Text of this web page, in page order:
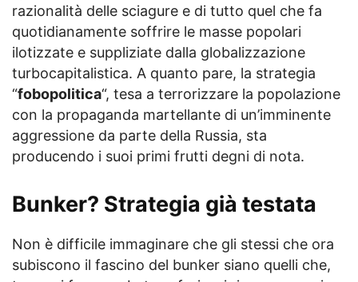
razionalità delle sciagure e di tutto quel che fa
quotidianamente soffrire le masse popolari
ilotizzate e suppliziate dalla globalizzazione
turbocapitalistica. A quanto pare, la strategia
“fobopolitica“, tesa a terrorizzare la popolazione
con la propaganda martellante di un’imminente
aggressione da parte della Russia, sta
producendo i suoi primi frutti degni di nota.
Bunker? Strategia già testata
Non è difficile immaginare che gli stessi che ora
subiscono il fascino del bunker siano quelli che,